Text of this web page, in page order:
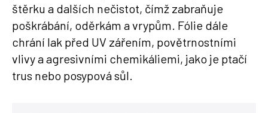
štěrku a dalších nečistot, čímž zabraňuje
poškrábání, oděrkám a vrypům. Fólie dále
chrání lak před UV zářením, povětrnostními
vlivy a agresivními chemikáliemi, jako je ptačí
trus nebo posypová sůl.